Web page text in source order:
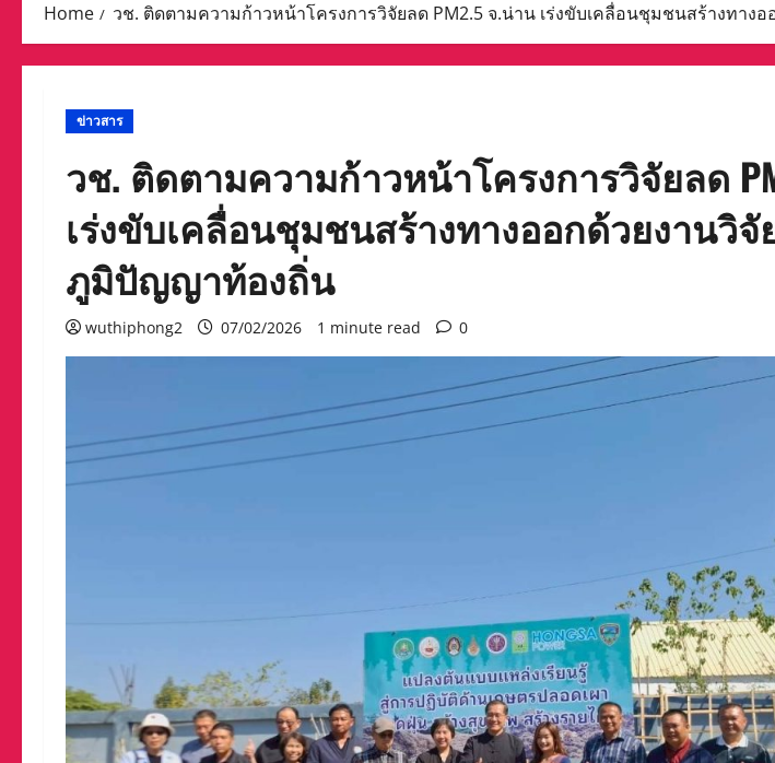
Home วช. ติดตามความก้าวหน้าโครงการวิจัยลด PM2.5 จ.น่าน เร่งขับเคลื่อนชุมชนสร้างทา
ข่าวสาร
วช. ติดตามความก้าวหน้าโครงการวิจัยลด
เร่งขับเคลื่อนชุมชนสร้างทางออกด้วยงานวิจั
ภูมิปัญญาท้องถิ่น
wuthiphong2 07/02/2026 1 minute read 0